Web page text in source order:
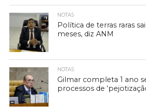
NOTAS
Política de terras raras
meses, diz ANM
NOTAS
Gilmar completa 1 ano
processos de